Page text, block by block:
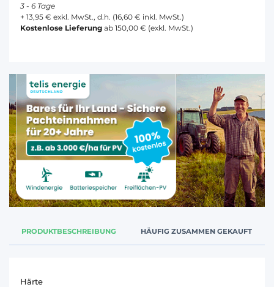
3 - 6 Tage
+ 13,95 € exkl. MwSt., d.h. (16,60 € inkl. MwSt.)
Kostenlose Lieferung ab 150,00 € (exkl. MwSt.)
PRODUKTBESCHREIBUNG HÄUFIG ZUSAMMEN GEKAUFT
Härte